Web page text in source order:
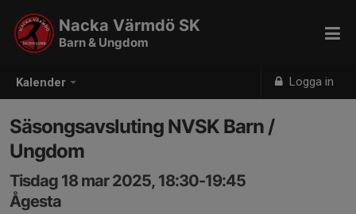
Kalender Logga in
Nacka Värmdö SK
Barn & Ungdom
Säsongsavsluting NVSK Barn /
Ungdom
Tisdag 18 mar 2025, 18:30-19:45
Ågesta